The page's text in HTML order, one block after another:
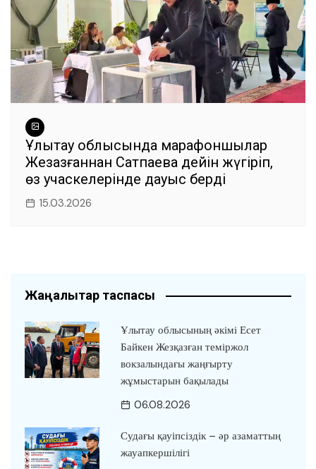
Ұлытау облысында марафоншылар
Жезқазғаннан Сатпаевқа дейін жүгіріп,
өз учаскелерінде дауыс берді
15.03.2026
Жаңалықтар таспасы
Ұлытау облысының әкімі Есет
Байкен Жезқазған теміржол
вокзалындағы жаңғырту
жұмыстарын бақылады
06.08.2026
Судағы қауіпсіздік – әр азаматтың
жауапкершілігі